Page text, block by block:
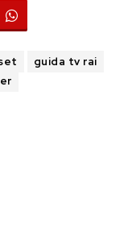
guida tv rai